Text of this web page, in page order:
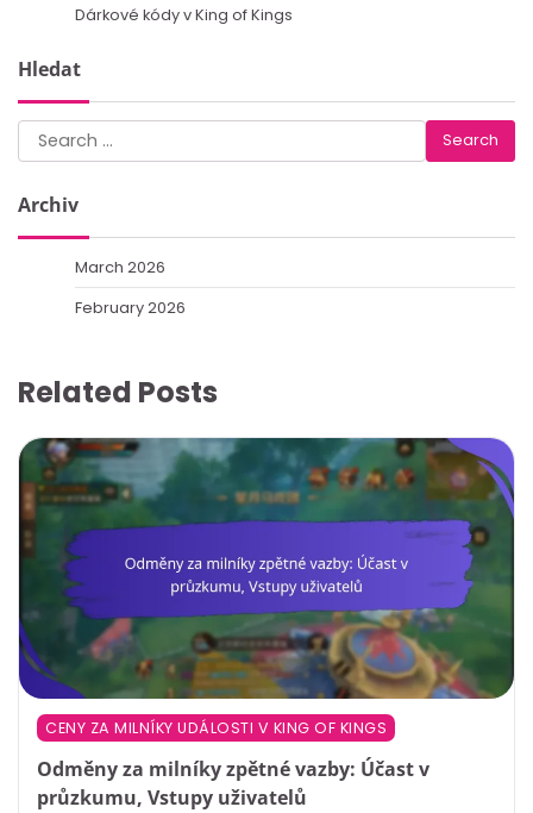
Dárkové kódy v King of Kings
Hledat
Search
for:
Archiv
March 2026
February 2026
Related Posts
CENY ZA MILNÍKY UDÁLOSTI V KING OF KINGS
Odměny za milníky zpětné vazby: Účast v
průzkumu, Vstupy uživatelů